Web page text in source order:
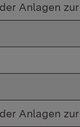
Anlagen
Anlagen